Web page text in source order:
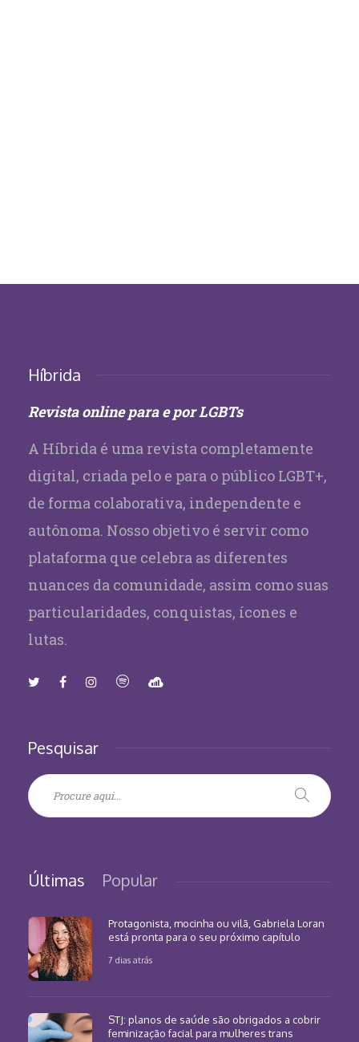
Híbrida
Revista online para e por LGBTs
A Híbrida é uma revista completamente
digital, criada pelo e para o público LGBT+,
de forma colaborativa, independente e
autônoma. Nosso objetivo é servir como
plataforma que celebra as diferentes
nuances da comunidade, assim como suas
particularidades, conquistas, ícones e
lutas.
Pesquisar
Últimas Popular
Protagonista, mocinha ou vilã, Gabriela Loran
está pronta para o seu próximo capítulo
7 dias atrás
STJ: planos de saúde são obrigados a cobrir
feminização facial para mulheres trans